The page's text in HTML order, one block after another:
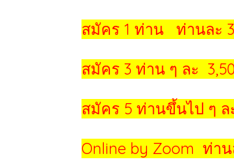
สมัคร 1 ท่าน ท่านละ
สมัคร 3 ท่าน ๆ ละ
สมัคร 5 ท่านขึ้นไป ๆ ล
Online by Zoom ท่าน